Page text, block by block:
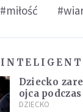
#miłość
Dziecko
ojca
podbija sieć
DZIECKO